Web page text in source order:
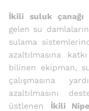
İkili suluk çanağı
gelen su
sulama
azaltılmasına
bilinen ekipman,
çalışmasına
azaltılmasını
üstlenen İkili